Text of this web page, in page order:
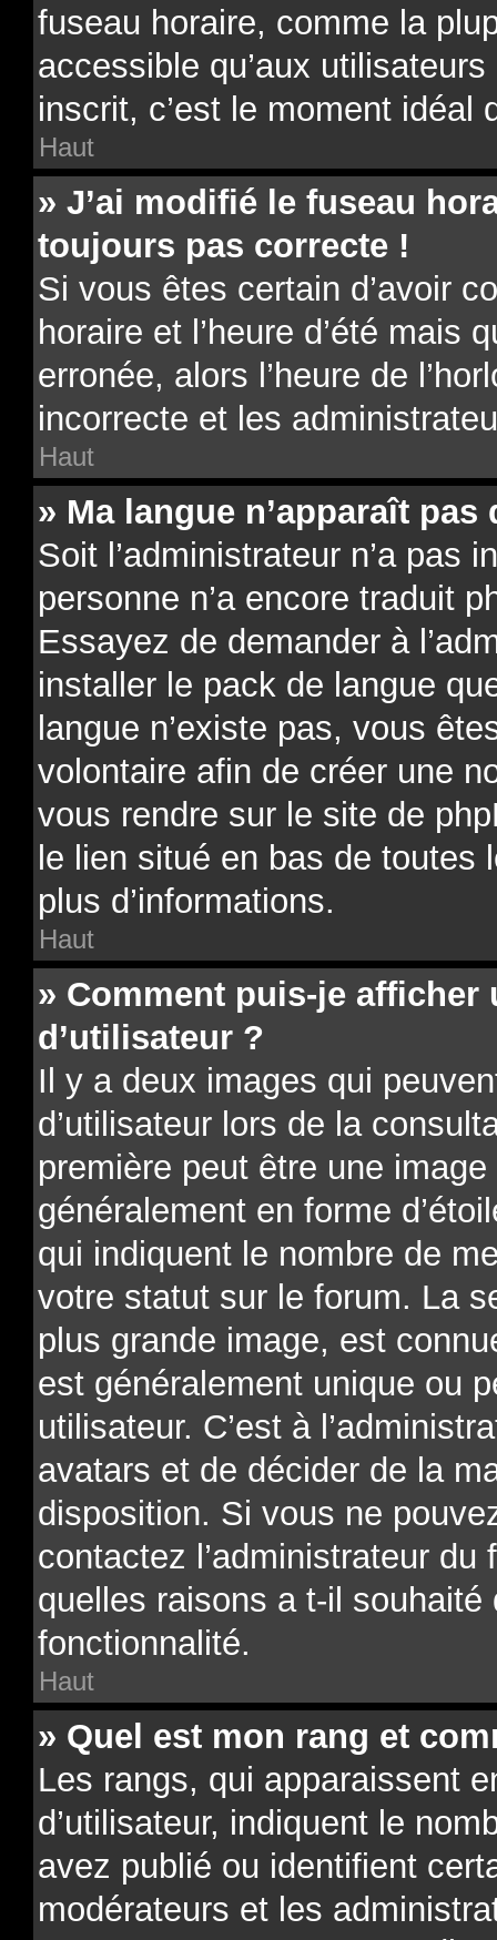
fuseau horaire, comme la
accessible qu’aux
inscrit, c’est le moment idéal
Haut
» J’ai modifié le fuseau
toujours pas correcte !
Si vous êtes certain d’avoir
horaire et l’heure d’été mais
erronée, alors l’heure de
incorrecte et les
Haut
» Ma langue n’apparaît
Soit l’administrateur n’a pas
personne n’a encore traduit
Essayez de demander à
installer le pack de langue
langue n’existe pas, vous
volontaire afin de créer une
vous rendre sur le site de
le lien situé en bas de toutes
plus d’informations.
Haut
» Comment puis-je
d’utilisateur ?
Il y a deux images qui
d’utilisateur lors de la
première peut être une
généralement en forme
qui indiquent le nombre de
votre statut sur le forum. La
plus grande image, est
est généralement unique ou
utilisateur. C’est à
avatars et de décider de la
disposition. Si vous ne
contactez l’administrateur
quelles raisons a t-il
fonctionnalité.
Haut
» Quel est mon rang et
Les rangs, qui apparaissent
d’utilisateur, indiquent le
avez publié ou identifient
modérateurs et les